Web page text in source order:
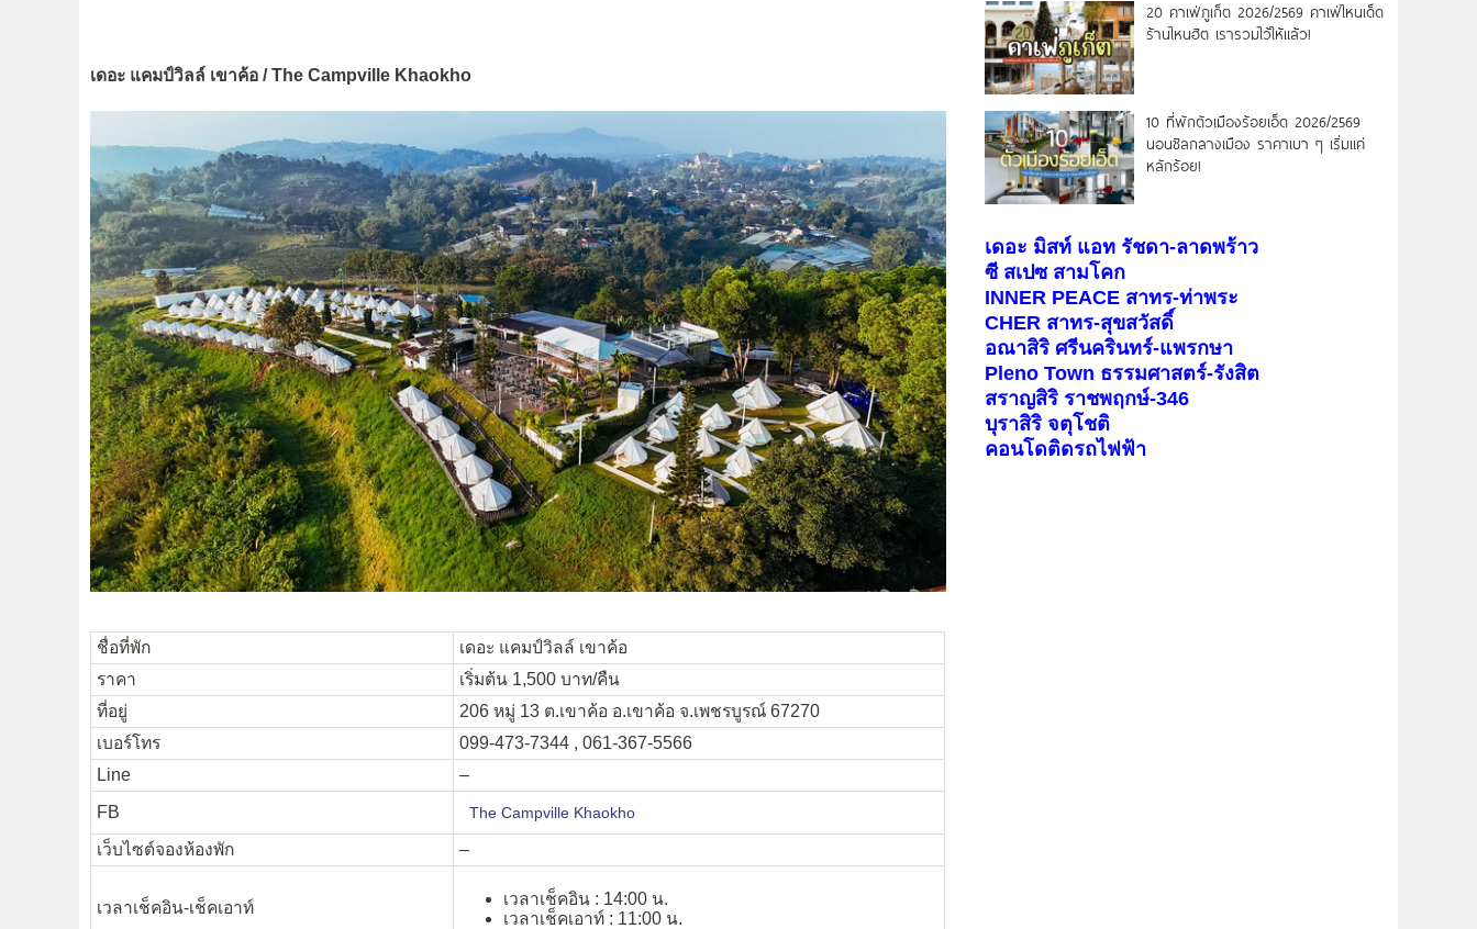
เดอะ แคมป์วิลล์ เขาค้อ / The Campville Khaokho
ชื่อที่พัก
เดอะ แคมป์วิลล์ เขาค้อ
ราคา
เริ่มต้น 1,500 บาท/คืน
ที่อยู่
206 หมู่ 13 ต.เขาค้อ อ.เขาค้อ จ.เพชรบูรณ์ 67270
เบอร์โทร
099-473-7344 , 061-367-5566
Line
–
FB
The Campville Khaokho
เว็บไซต์จองห้องพัก –
เวลาเช็คอิน-เช็คเอาท์
เวลาเช็คอิน : 14:00 น.
เวลาเช็คเอาท์ : 11:00 น.
20 คาเฟ่ภูเก็ต 2026/2569 คาเฟ่ไหนเด็ด
ร้านไหนฮิต เรารวมไว้ให้แล้ว!
10 ที่พักตัวเมืองร้อยเอ็ด 2026/2569
นอนชิลกลางเมือง ราคาเบา ๆ เริ่มแค่
หลักร้อย!
เดอะ มิสท์ แอท รัชดา-ลาดพร้าว
ซี สเปซ สามโคก
INNER PEACE สาทร-ท่าพระ
CHER สาทร-สุขสวัสดิ์
อณาสิริ ศรีนครินทร์-แพรกษา
Pleno Town ธรรมศาสตร์-รังสิต
สราญสิริ ราชพฤกษ์-346
บุราสิริ จตุโชติ
คอนโดติดรถไฟฟ้า